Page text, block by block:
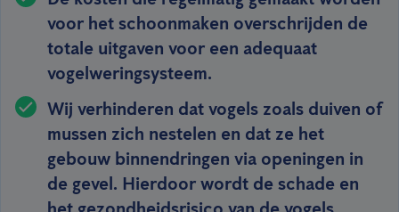
voor het schoonmaken overschrijden de
totale uitgaven voor een adequaat
vogelweringsysteem.
Wij verhinderen dat vogels zoals duiven of
mussen zich nestelen en dat ze het
gebouw binnendringen via openingen in
de gevel. Hierdoor wordt de schade en